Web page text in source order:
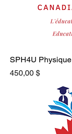
SPH4U Physique
Prix
450,00 $